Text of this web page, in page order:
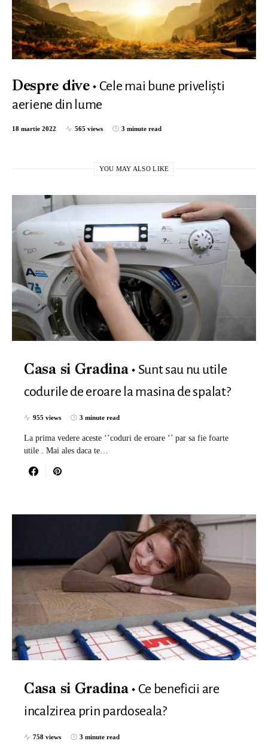
Despre dive
Cele mai bune privelişti
aeriene din lume
18 martie 2022 565 views 3 minute read
YOU MAY ALSO LIKE
Casa si Gradina
Sunt sau nu utile
codurile de eroare la masina de spalat?
955 views 3 minute read
La prima vedere aceste ‘’coduri de eroare ‘’ par sa fie foarte
utile . Mai ales daca te…
Casa si Gradina
Ce beneficii are
incalzirea prin pardoseala?
758 views 3 minute read